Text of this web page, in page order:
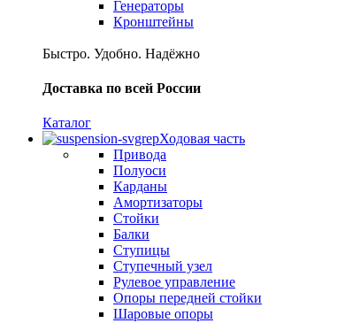
Генераторы
Кронштейны
Быстро. Удобно. Надёжно
Доставка по всей России
Каталог
Ходовая часть
Привода
Полуоси
Карданы
Амортизаторы
Стойки
Балки
Ступицы
Ступечный узел
Рулевое управление
Опоры передней стойки
Шаровые опоры